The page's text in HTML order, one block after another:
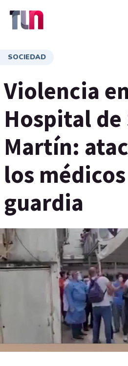
SOCIEDAD
Violencia
Hospital de
Martín:
los
guardia